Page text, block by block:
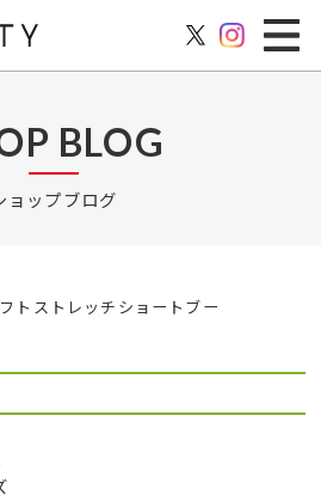
BLOG
ョップブログ
トストレッチショートブー